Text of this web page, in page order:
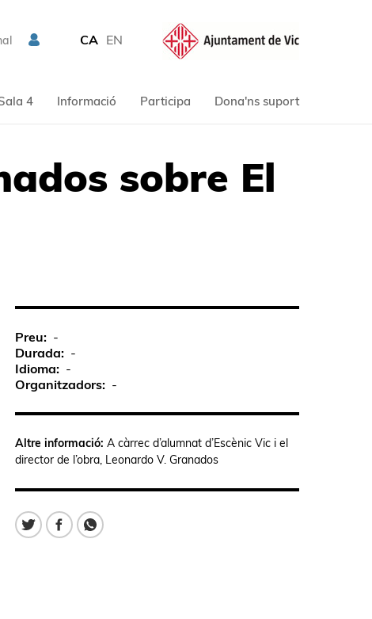
CA EN
4 Informació Participa Dona'ns suport
sobre El
Preu
-
Durada
-
Idioma
-
Organitzadors
-
Altre informació: A càrrec d’alumnat d’Escènic Vic i el
director de l’obra, Leonardo V. Granados